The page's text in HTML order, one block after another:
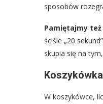
sposobów
Pamiętajmy też
ściśle „20
skupia się na
W koszykówce,